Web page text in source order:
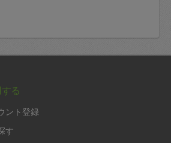
る
ント登録
す